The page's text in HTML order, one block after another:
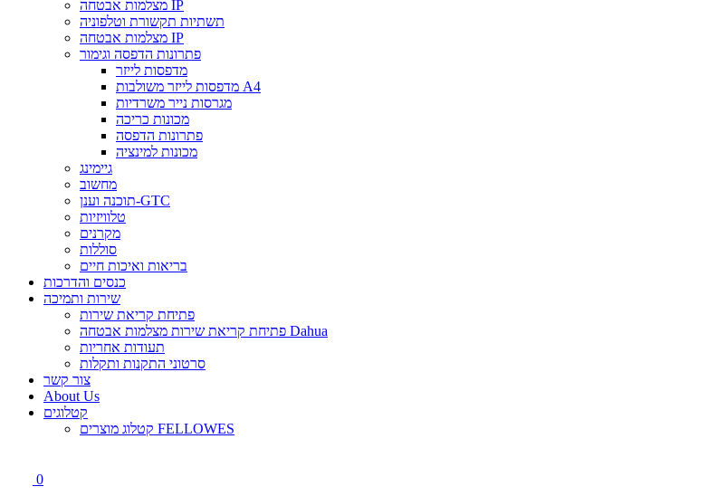
מצלמות אבטחה IP
תשתיות תקשורת וטלפוניה
מצלמות אבטחה IP
פתרונות הדפסה וגימור
מדפסות לייזר
מדפסות לייזר משולבות A4
מגרסות נייר משרדיות
מכונות כריכה
פתרונות הדפסה
מכונות למינציה
גיימינג
מחשוב
תוכנה וענן-GTC
טלוויזיות
מקרנים
סוללות
בריאות ואיכות חיים
כנסים והדרכות
שירות ותמיכה
פתיחת קריאת שירות
פתיחת קריאת שירות מצלמות אבטחה Dahua
תעודות אחריות
סרטוני התקנות ותקלות
צור קשר
About Us
קטלוגים
קטלוג מוצרים FELLOWES
0